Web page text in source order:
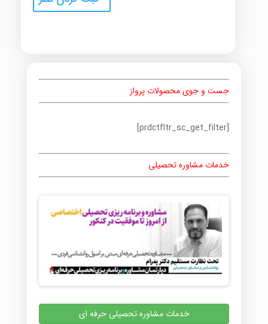
جست و جوی محصولات پرواز
[prdctfltr_sc_get_filter]
خدمات مشاوره تحصیلی
خدمات مشاوره تحصیلی حرفه ای